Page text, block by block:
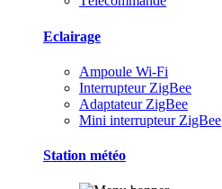
Eclairage
Ampoule Wi-Fi
Interrupteur ZigBee
Adaptateur ZigBee
Mini interrupteur ZigBee
Station météo